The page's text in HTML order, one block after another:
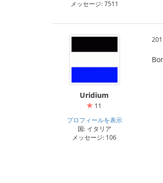
メッセージ: 7511
Uridium
11
プロフィールを表示
国: イタリア
メッセージ: 106